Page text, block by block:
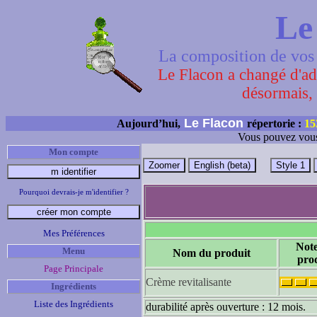
La composition de
Le Flacon a changé
Aujourd’hui, Le Flacon répertorie :
Vous pouvez
Mon compte
Pourquoi devrais-je m'identifier ?
Mes Préférences
Menu
Page Principale
Ingrédients
Liste des Ingrédients
Nom du produit
Crème revitalisante
durabilité après ouverture : 12 mois.